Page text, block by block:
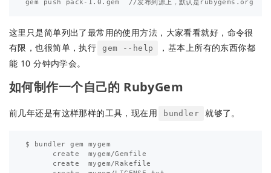
这里只是简单列出了最常用的使用方法，大家看看就好，命令很
有限，也很简单，执行
gem --help
，基本上所有的东西你都
能 10 分钟内学会。
如何制作一个自己的 RubyGem
前几年还是有这样那样的工具，现在用 bundler 就够了。
$ bundler gem mygem
      create  mygem/Gemfile
      create  mygem/Rakefile